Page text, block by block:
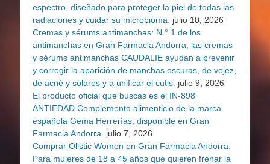
espectro, diseñado para proteger la piel de todas las
radiaciones y cuidar su microbioma.
julio 10, 2026
Cremas y sérums antimanchas: N.° 1 de los
antimanchas en Gran Farmacia Andorra, las cremas
y sérums antimanchas CAUDALIE ayudan a prevenir
y corregir la aparición de manchas oscuras, de vejez,
de acné y solares y a unificar el cutis. julio 9, 2026
El producto oficial que buscas es el IN-898
ANTIEDAD Complemento alimenticio de la marca
española Gema Herrerías, disponible en Gran
Farmacia Andorra.
julio 7, 2026
Comprar Olistic Women en Gran Farmacia Andorra.
Para mujeres de 18 a 45 años que quieren frenar la